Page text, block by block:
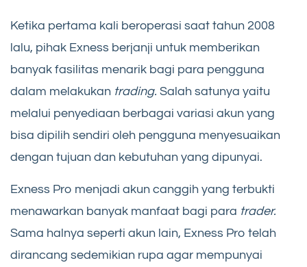
Ketika pertama kali beroperasi saat tahun 2008
lalu, pihak Exness berjanji untuk memberikan
banyak fasilitas menarik bagi para pengguna
dalam melakukan trading. Salah satunya yaitu
melalui penyediaan berbagai variasi akun yang
bisa dipilih sendiri oleh pengguna menyesuaikan
dengan tujuan dan kebutuhan yang dipunyai.
Exness Pro menjadi akun canggih yang terbukti
menawarkan banyak manfaat bagi para trader.
Sama halnya seperti akun lain, Exness Pro telah
dirancang sedemikian rupa agar mempunyai